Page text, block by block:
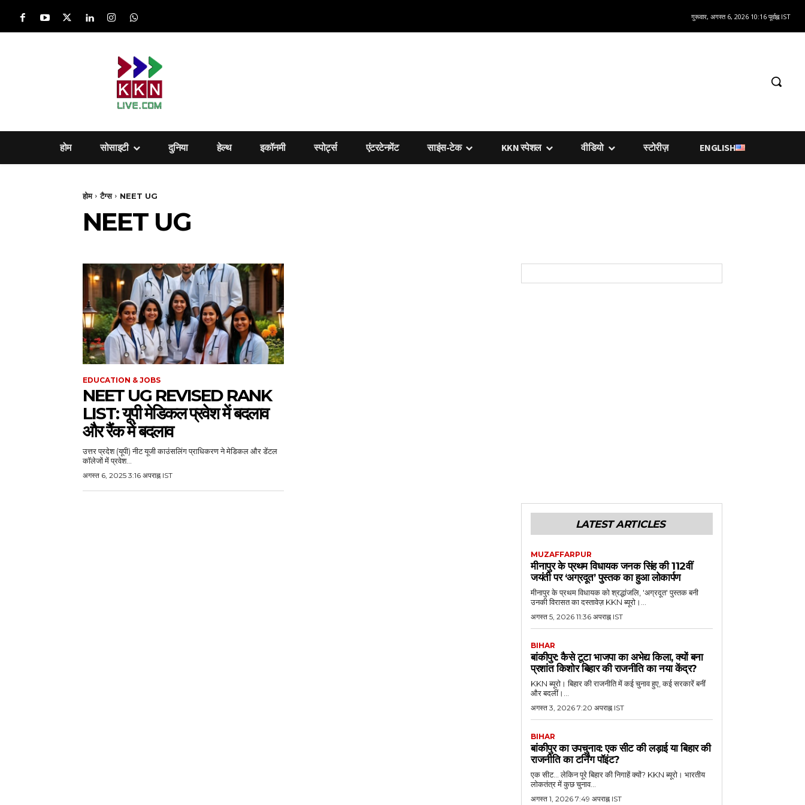
गुरूवार, अगस्त 6, 2026 10:16 पूर्वाह्न IST
होम सोसाइटी दुनिया हेल्‍थ इकॉनमी स्पोर्ट्स एंटरटेनमेंट साइंस-टेक KKN स्पेशल वीडियो स्टोरीज़ ENGLISH
होम टैग्स NEET UG
NEET UG
EDUCATION & JOBS
NEET UG REVISED RANK
LIST: यूपी मेडिकल प्रवेश में बदलाव
और रैंक में बदलाव
उत्तर प्रदेश (यूपी) नीट यूजी काउंसलिंग प्राधिकरण ने मेडिकल और डेंटल
कॉलेजों में प्रवेश...
अगस्त 6, 2025 3:16 अपराह्न IST
LATEST ARTICLES
MUZAFFARPUR
मीनापुर के प्रथम विधायक जनक सिंह की 112वीं
जयंती पर ‘अग्रदूत’ पुस्तक का हुआ लोकार्पण
मीनापुर के प्रथम विधायक को श्रद्धांजलि, 'अग्रदूत' पुस्तक बनी
उनकी विरासत का दस्तावेज़ KKN ब्यूरो।...
अगस्त 5, 2026 11:36 अपराह्न IST
BIHAR
बांकीपुर: कैसे टूटा भाजपा का अभेद्य किला, क्यों बना
प्रशांत किशोर बिहार की राजनीति का नया केंद्र?
KKN ब्यूरो। बिहार की राजनीति में कई चुनाव हुए, कई सरकारें बनीं
और बदलीं।...
अगस्त 3, 2026 7:20 अपराह्न IST
BIHAR
बांकीपुर का उपचुनाव: एक सीट की लड़ाई या बिहार की
राजनीति का टर्निंग पॉइंट?
एक सीट... लेकिन पूरे बिहार की निगाहें क्यों? KKN ब्यूरो। भारतीय
लोकतंत्र में कुछ चुनाव...
अगस्त 1, 2026 7:49 अपराह्न IST